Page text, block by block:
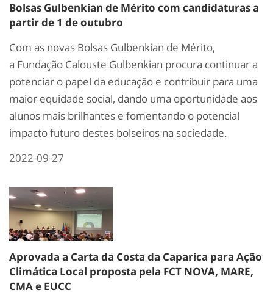
Bolsas Gulbenkian de Mérito com candidaturas a
partir de 1 de outubro
Com as novas Bolsas Gulbenkian de Mérito,
a Fundação Calouste Gulbenkian procura continuar a
potenciar o papel da educação e contribuir para uma
maior equidade social, dando uma oportunidade aos
alunos mais brilhantes e fomentando o potencial
impacto futuro destes bolseiros na sociedade.
2022-09-27
Aprovada a Carta da Costa da Caparica para Ação
Climática Local proposta pela FCT NOVA, MARE,
CMA e EUCC